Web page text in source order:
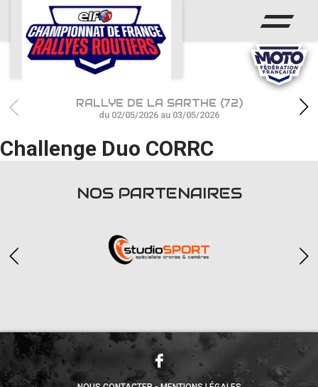
ACCUEIL
ACTUS
CALENDRIER
CHAMPIONNAT
RÉSULTATS
RALLYE DE LA SARTHE (72)
du 02/05/2026 au 03/05/2026
Challenge Duo CORRC
NOS PARTENAIRES